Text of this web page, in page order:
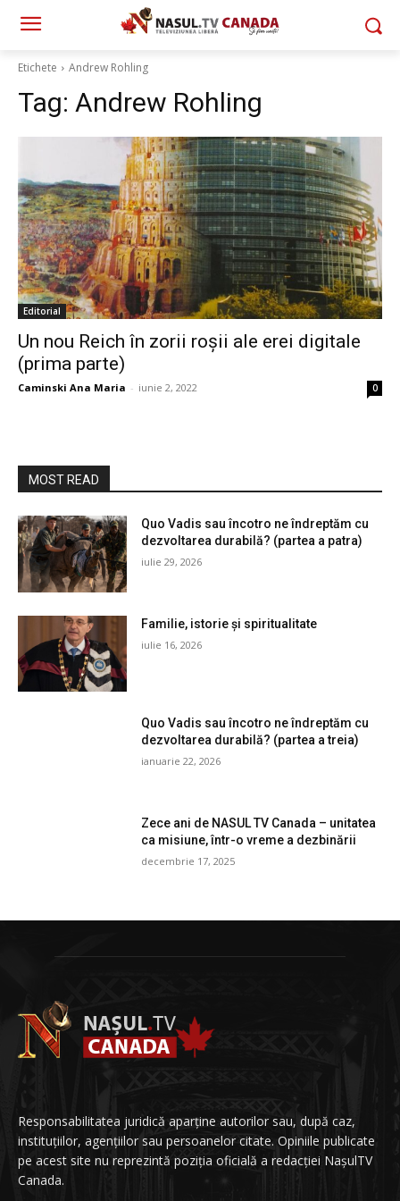
Etichete Andrew Rohling
Tag: Andrew Rohling
Editorial
Un nou Reich în zorii roșii ale erei digitale
(prima parte)
Caminski Ana Maria - iunie 2, 2022 0
MOST READ
Quo Vadis sau încotro ne îndreptăm cu
dezvoltarea durabilă? (partea a patra)
iulie 29, 2026
Familie, istorie și spiritualitate
iulie 16, 2026
Quo Vadis sau încotro ne îndreptăm cu
dezvoltarea durabilă? (partea a treia)
ianuarie 22, 2026
Zece ani de NASUL TV Canada – unitatea
ca misiune, într-o vreme a dezbinării
decembrie 17, 2025
Responsabilitatea juridică aparține autorilor sau, după caz,
instituțiilor, agențiilor sau persoanelor citate. Opiniile publicate
pe acest site nu reprezintă poziția oficială a redacției NașulTV
Canada.